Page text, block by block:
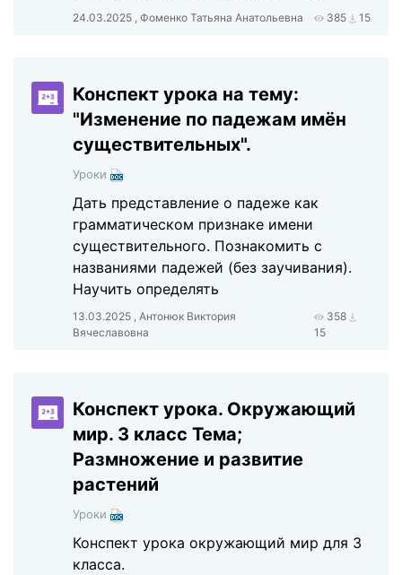
24.03.2025 , Фоменко Татьяна Анатольевна 385 15
Конспект урока на тему:
"Изменение по падежам имён
существительных".
Уроки
Дать представление о падеже как
грамматическом признаке имени
существительного. Познакомить с
названиями падежей (без заучивания).
Научить определять
13.03.2025 , Антонюк Виктория
Вячеславовна
358
15
Конспект урока. Окружающий
мир. 3 класс Тема;
Размножение и развитие
растений
Уроки
Конспект урока окружающий мир для 3
класса.